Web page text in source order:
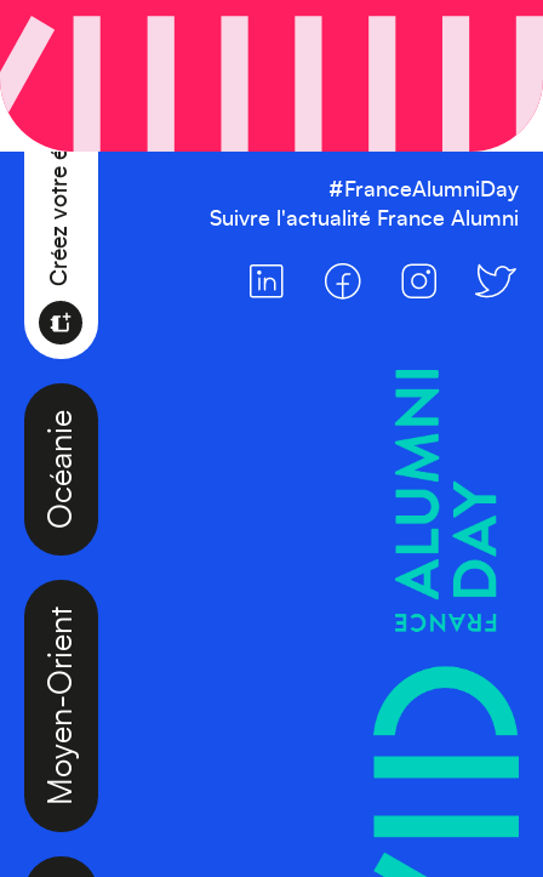
Moyen-Orient
Océanie
Créez votre événement
#FranceAlumniDay
Suivre l'actualité France Alumni